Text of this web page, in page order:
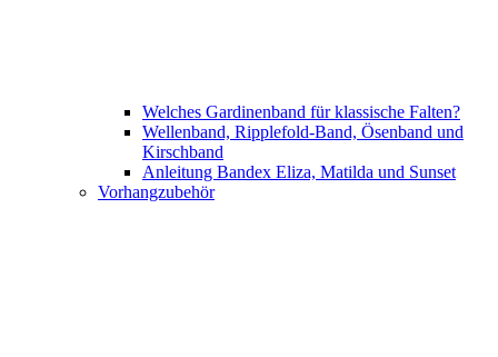
Welches Gardinenband für klassische Falten?
Wellenband, Ripplefold-Band, Ösenband und
Kirschband
Anleitung Bandex Eliza, Matilda und Sunset
Vorhangzubehör